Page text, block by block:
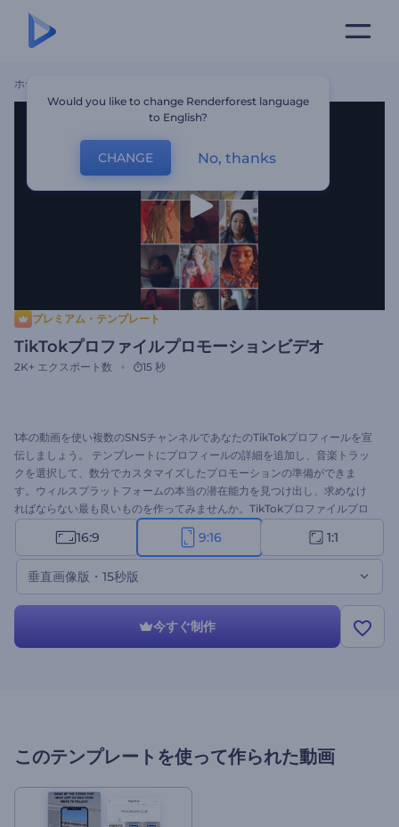
ホーム
プレミアム・テンプレート
TikTokプロファイルプロモーションビデオ
2K+ エクスポート数 15 秒
1本の動画を使い複数のSNSチャンネルであなたのTikTokプロフィールを宣
伝しましょう。 テンプレートにプロフィールの詳細を追加し、音楽トラッ
クを選択して、数分でカスタマイズしたプロモーションの準備ができま
す。ウィルスプラットフォームの本当の潜在能力を見つけ出し、求めなけ
ればならない最も良いものを作ってみませんか。TikTokプロファイルプロ
モーションビデオをお試しください！
16:9 9:16 1:1
垂直画像版・15秒版
今すぐ制作
このテンプレートを使って作られた動画
Would you like to change Renderforest language
to English?
CHANGE No, thanks